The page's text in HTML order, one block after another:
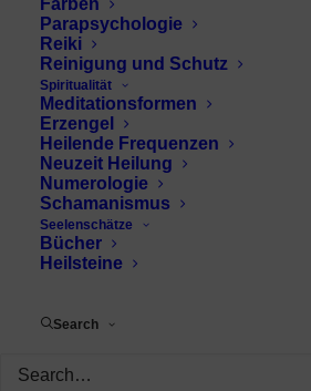
Farben
Parapsychologie
Reiki
Reinigung und Schutz
Spiritualität
Meditationsformen
Erzengel
Heilende Frequenzen
Neuzeit Heilung
Numerologie
Schamanismus
Seelenschätze
Bücher
Heilsteine
Search